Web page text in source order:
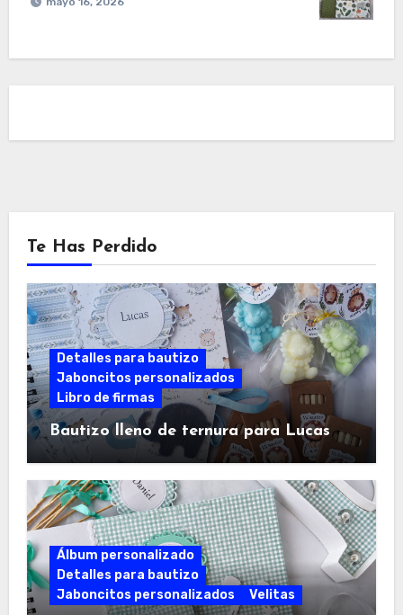
Te Has Perdido
Detalles para bautizo
Jaboncitos personalizados
Libro de firmas
Bautizo lleno de ternura para Lucas
Álbum personalizado
Detalles para bautizo
Jaboncitos personalizados
Velitas